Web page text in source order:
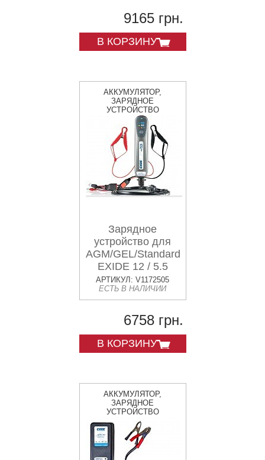
9165 грн.
В КОРЗИНУ
АККУМУЛЯТОР,
ЗАРЯДНОЕ
УСТРОЙСТВО
Зарядное
устройство для
AGM/GEL/Standard
EXIDE 12 / 5.5
АРТИКУЛ: V1172505
ЕСТЬ В НАЛИЧИИ
6758 грн.
В КОРЗИНУ
АККУМУЛЯТОР,
ЗАРЯДНОЕ
УСТРОЙСТВО